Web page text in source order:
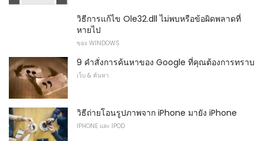
วิธีการแก้ไข Ole32.dll ไม่พบหรือข้อผิดพลาดที่
หายไป
ของ WINDOWS
9 คำสั่งการค้นหาของ Google ที่คุณต้องการทราบ
เว็บ & ค้นหา
วิธีถ่ายโอนรูปภาพจาก iPhone มายัง iPhone
IPHONE และ IPOD